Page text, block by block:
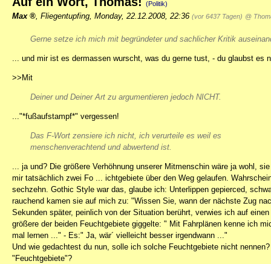
(Politik)
Max Fliegentupfing Monday, 22.12.2008, 22:36 (vor 6437 Tagen) @
Gerne setze ich mich mit begründeter und sachlicher Kritik
... und mir ist es dermassen wurscht, was du gerne tust, - du glaubst es
>>Mit
Deiner und Deiner Art zu argumentieren jedoch NICHT.
..."*fußaufstampf*" vergessen!
Das F-Wort zensiere ich nicht, ich verurteile es weil es
menschenverachtend und abwertend ist.
... ja und? Die größere Verhöhnung unserer Mitmenschin wäre ja wohl,
mir tatsächlich zwei Fo ... ichtgebiete über den Weg gelaufen.
sechzehn. Gothic Style war das, glaube ich: Unterlippen gepierced,
rauchend kamen sie auf mich zu: "Wissen Sie, wann der nächste Zug
Sekunden später, peinlich von der Situation berührt, verwies ich auf
größere der beiden Feuchtgebiete giggelte: " Mit Fahrplänen kenne ich
mal lernen ..." - Es:" Ja, wär´ vielleicht besser irgendwann ..."
Und wie gedachtest du nun, solle ich solche Feuchtgebiete nicht
"Feuchtgebiete"?